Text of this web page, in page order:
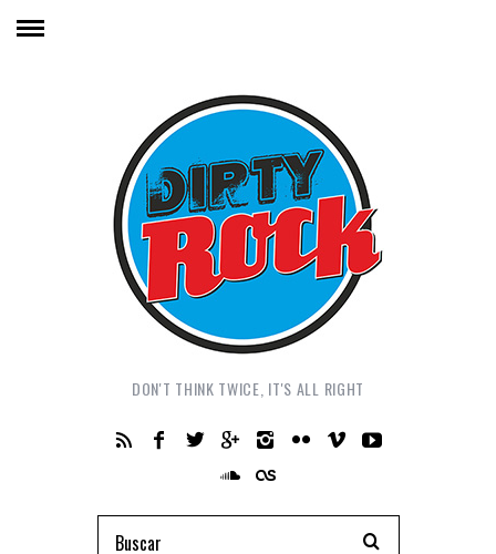
DON'T THINK TWICE, IT'S ALL RIGHT